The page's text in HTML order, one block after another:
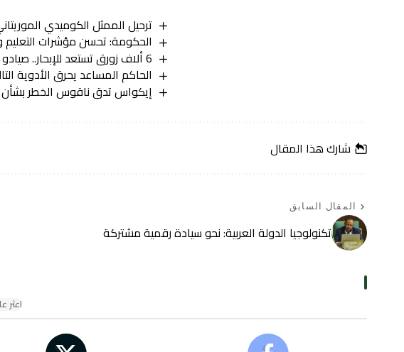
ترحيل الممثل الكوميدي
الحكومة: تحسن مؤشرات التعليم
6 ألاف زورق تستعد للإبحار.. صيادو نواذيبو يشكون الغلاء في موسم الأخطبوط
الحاكم المساعد يحرق الأدوية
إيكواس تدق ناقوس الخطر بشأن
شارك هذا المقال
المقال السابق
تکنولوجيا الدولة العربية: نحو سيادة رقمية مشتركة
اعثر